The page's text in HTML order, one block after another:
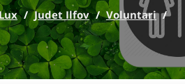
/ Judet Ilfov / Voluntari /